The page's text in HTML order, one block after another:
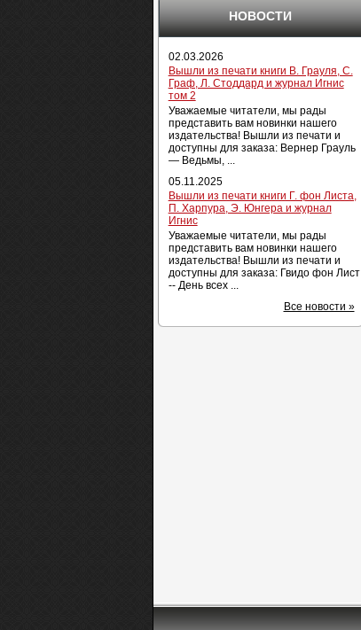
НОВОСТИ
02.03.2026
Вышли из печати книги В. Грауля, С.
Граф, Л. Стоддард и журнал Игнис
том 2
Уважаемые читатели, мы рады
представить вам новинки нашего
издательства! Вышли из печати и
доступны для заказа: Вернер Грауль
— Ведьмы, ...
05.11.2025
Вышли из печати книги Г. фон Листа,
П. Харпура, Э. Юнгера и журнал
Игнис
Уважаемые читатели, мы рады
представить вам новинки нашего
издательства! Вышли из печати и
доступны для заказа: Гвидо фон Лист
-- День всех ...
Все новости »